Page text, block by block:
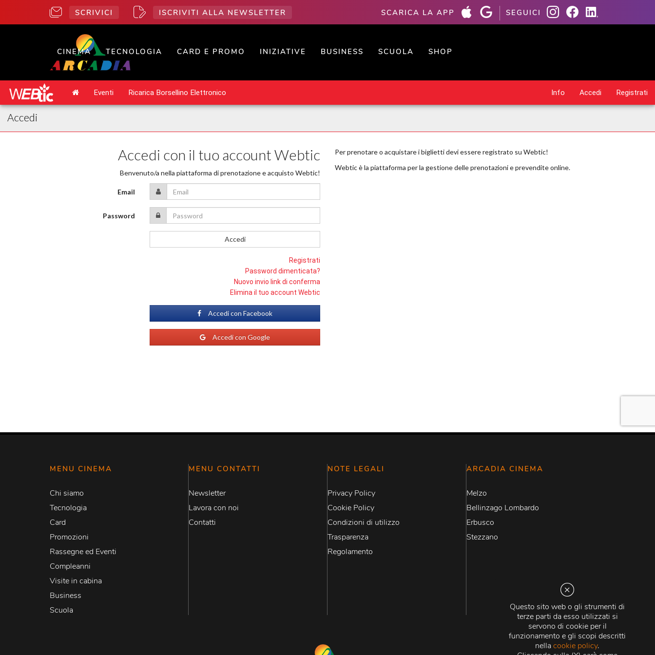
Questo sito web o gli strumenti di
terze parti da esso utilizzati si
servono di cookie per il
funzionamento e gli scopi descritti
nellacookie policy.
SCRIVICI ISCRIVITI ALLA NEWSLETTER SCARICA LA APP SEGUICI
CINEMA TECNOLOGIA CARD E PROMO INIZIATIVE BUSINESS SCUOLA SHOP
MENU CINEMA
Chi siamo
Tecnologia
Card
Promozioni
Rassegne ed Eventi
Compleanni
Visite in cabina
Business
Scuola
MENU CONTATTI
Newsletter
Lavora con noi
Contatti
NOTE LEGALI
Privacy Policy
Cookie Policy
Condizioni di utilizzo
Trasparenza
Regolamento
ARCADIA CINEMA
Melzo
Bellinzago Lombardo
Erbusco
Stezzano